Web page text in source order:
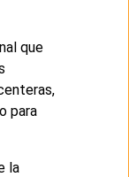
que
para
la